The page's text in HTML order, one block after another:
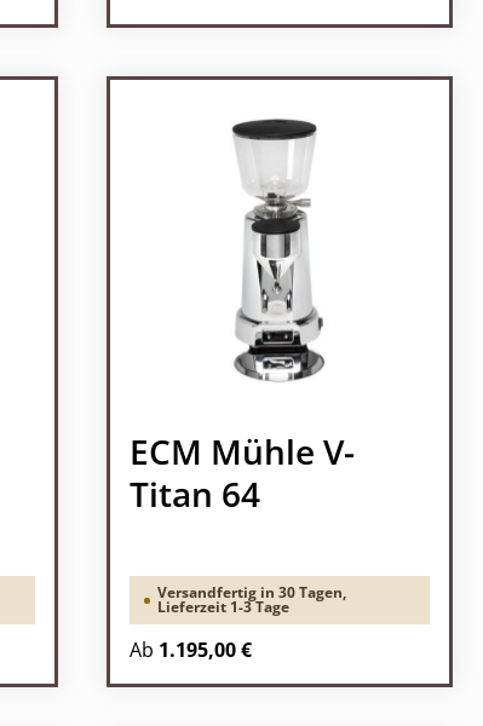
ECM Mühle V-
Titan 64
Versandfertig in 30 Tagen,
Lieferzeit 1-3 Tage
Regulärer Preis:
Ab 1.195,00 €